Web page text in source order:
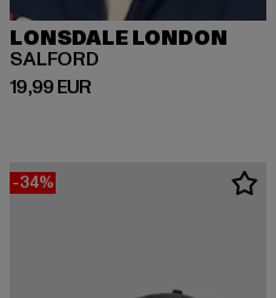
LONSDALE LONDON
SALFORD
19,99 EUR
Ajankohtainen hinta: 19,99 EUR
-34%